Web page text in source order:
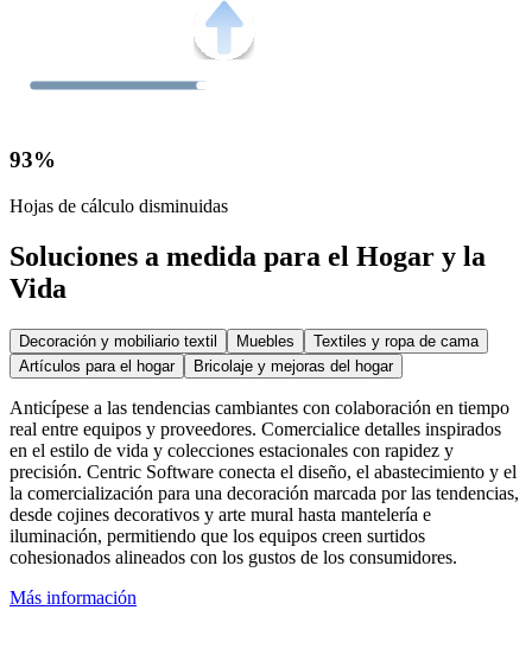
93%
Hojas de cálculo disminuidas
Soluciones a medida para el Hogar y la
Vida
Decoración y mobiliario textil Muebles
Textiles y ropa de cama
Artículos para el hogar
Bricolaje y mejoras del hogar
Anticípese a las tendencias cambiantes con colaboración en tiempo
real entre equipos y proveedores. Comercialice detalles inspirados
en el estilo de vida y colecciones estacionales con rapidez y
precisión. Centric Software conecta el diseño, el abastecimiento y el
la comercialización para una decoración marcada por las tendencias,
desde cojines decorativos y arte mural hasta mantelería e
iluminación, permitiendo que los equipos creen surtidos
cohesionados alineados con los gustos de los consumidores.
Más información